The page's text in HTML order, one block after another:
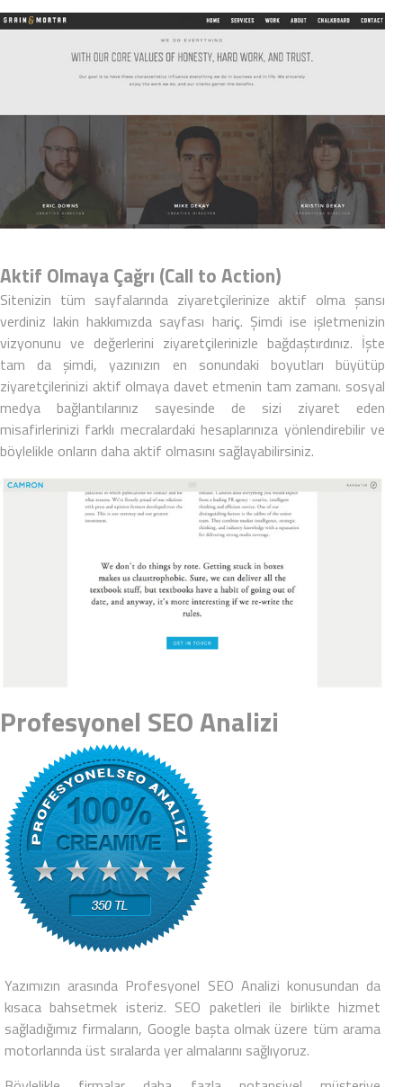
Aktif Olmaya Çağrı (Call to Action)
Sitenizin tüm sayfalarında ziyaretçilerinize aktif olma şansı
verdiniz lakin hakkımızda sayfası hariç. Şimdi ise işletmenizin
vizyonunu ve değerlerini ziyaretçilerinizle bağdaştırdınız. İşte
tam da şimdi, yazınızın en sonundaki boyutları büyütüp
ziyaretçilerinizi aktif olmaya davet etmenin tam zamanı. sosyal
medya bağlantılarınız sayesinde de sizi ziyaret eden
misafirlerinizi farklı mecralardaki hesaplarınıza yönlendirebilir ve
böylelikle onların daha aktif olmasını sağlayabilirsiniz.
Profesyonel SEO Analizi
Yazımızın arasında Profesyonel SEO Analizi konusundan da
kısaca bahsetmek isteriz. SEO paketleri ile birlikte hizmet
sağladığımız firmaların, Google başta olmak üzere tüm arama
motorlarında üst sıralarda yer almalarını sağlıyoruz.